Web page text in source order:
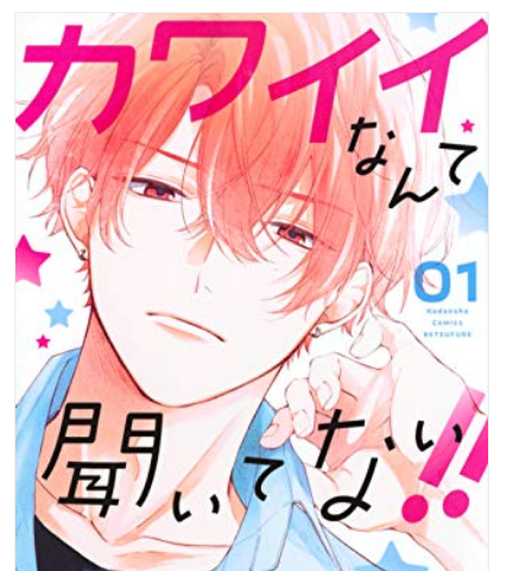
価格：495円(税込)
レーベル：講談社コミックス別冊フレンド
渡辺 あゆ (著)
同級生のピアニスト・月ノ瀬嵐士くんの不眠の悩みを解決する
ため「添い寝」アルバイト中の宙♪
最初はお仕事だけの関係だったけど、お祭りのピンチを助けら
れて以来、嵐士のことが気になる存在に!
バイト中、なんだか2人はいい雰囲気――だと思ったら、嵐士
くんから「結婚しない?」って突然プロポーズされちゃった!!
いったいどういうつもりなの!?
真意を聞くため、自分の想いをぶつけた宙に嵐士くんはまっす
ぐな言葉とキスで応えてくれて――…。
三ツ星級の美少年との恋は進み方もフツーじゃない!!
『L・DK』、『メンズライフ』の渡辺あゆが贈る!
「添い寝」からはじまる超☆接近ラブ第2巻!!